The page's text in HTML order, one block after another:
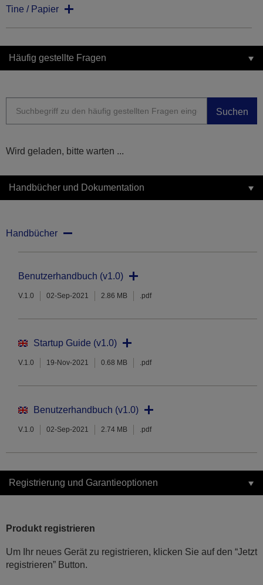
Tine / Papier
Häufig gestellte Fragen
Suchen
Wird geladen, bitte warten ...
Handbücher und Dokumentation
Handbücher
Benutzerhandbuch (v1.0)
V.1.0 02-Sep-2021 2.86 MB .pdf
Startup Guide (v1.0)
V.1.0 19-Nov-2021 0.68 MB .pdf
Benutzerhandbuch (v1.0)
V.1.0 02-Sep-2021 2.74 MB .pdf
Registrierung und Garantieoptionen
Produkt registrieren
Um Ihr neues Gerät zu registrieren, klicken Sie auf den “Jetzt
registrieren” Button.